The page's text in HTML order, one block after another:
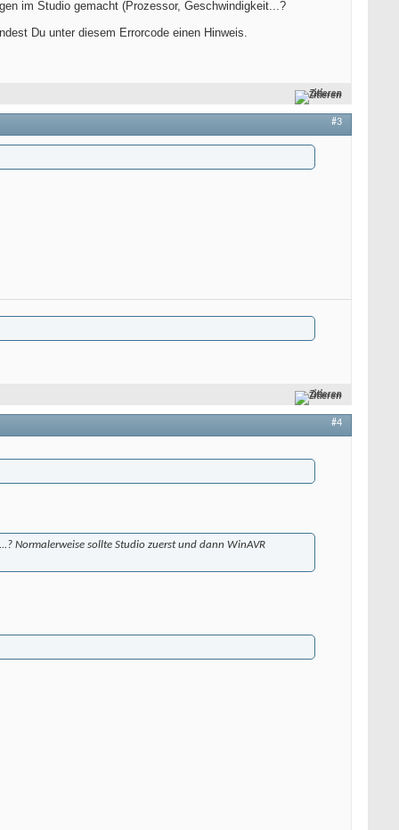
im Studio gemacht (Prozessor, Geschwindigkeit...?
Du unter diesem Errorcode einen Hinweis.
Zitieren
#3
Zitieren
#4
Normalerweise sollte Studio zuerst und dann WinAVR